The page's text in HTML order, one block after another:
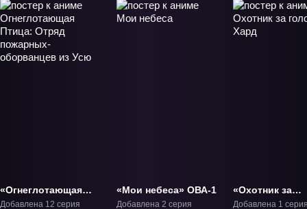
«Огнеглотающая
Птица: Отряд
Добавлена 12 серия
«Мои небеса» ОВА-1
Добавлена 2 серия
«Охотник за
головами
Добавлена 1